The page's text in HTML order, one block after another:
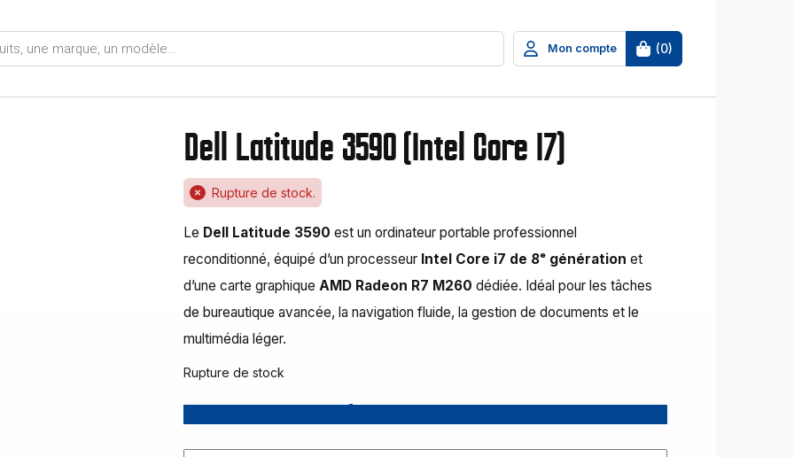
Mon compte (0)
Dell Latitude 3590 (Intel Core I7)
Rupture de stock.
Le Dell Latitude 3590 est un ordinateur portable professionnel
reconditionné, équipé d’un processeur Intel Core i7 de 8ᵉ génération et
d’une carte graphiqueAMD Radeon R7 M260 dédiée. Idéal pour les tâches
de bureautique avancée, la navigation fluide, la gestion de documents et le
multimédia léger.
Rupture de stock